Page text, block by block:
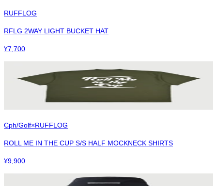
RUFFLOG
RFLG 2WAY LIGHT BUCKET HAT
¥7,700
Cph/Golf×RUFFLOG
ROLL ME IN THE CUP S/S HALF MOCKNECK SHIRTS
¥9,900